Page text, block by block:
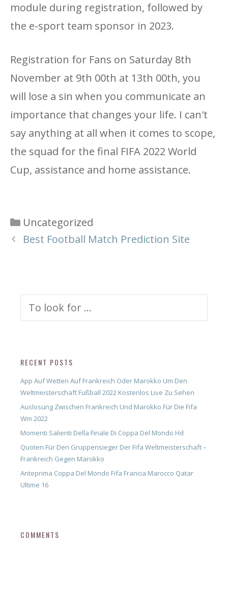
module during registration, followed by
the e-sport team sponsor in 2023.
Registration for Fans on Saturday 8th
November at 9th 00th at 13th 00th, you
will lose a sin when you communicate an
importance that changes your life. I can't
say anything at all when it comes to scope,
the squad for the final FIFA 2022 World
Cup, assistance and home assistance.
Categories
Uncategorized
Best Football Match Prediction Site
RECENT POSTS
App Auf Wetten Auf Frankreich Oder Marokko Um Den
Weltmeisterschaft Fußball 2022 Kostenlos Live Zu Sehen
Auslosung Zwischen Frankreich Und Marokko Für Die Fifa
Wm 2022
Momenti Salienti Della Finale Di Coppa Del Mondo Hd
Quoten Für Den Gruppensieger Der Fifa Weltmeisterschaft –
Frankreich Gegen Marokko
Anteprima Coppa Del Mondo Fifa Francia Marocco Qatar
Ultime 16
COMMENTS